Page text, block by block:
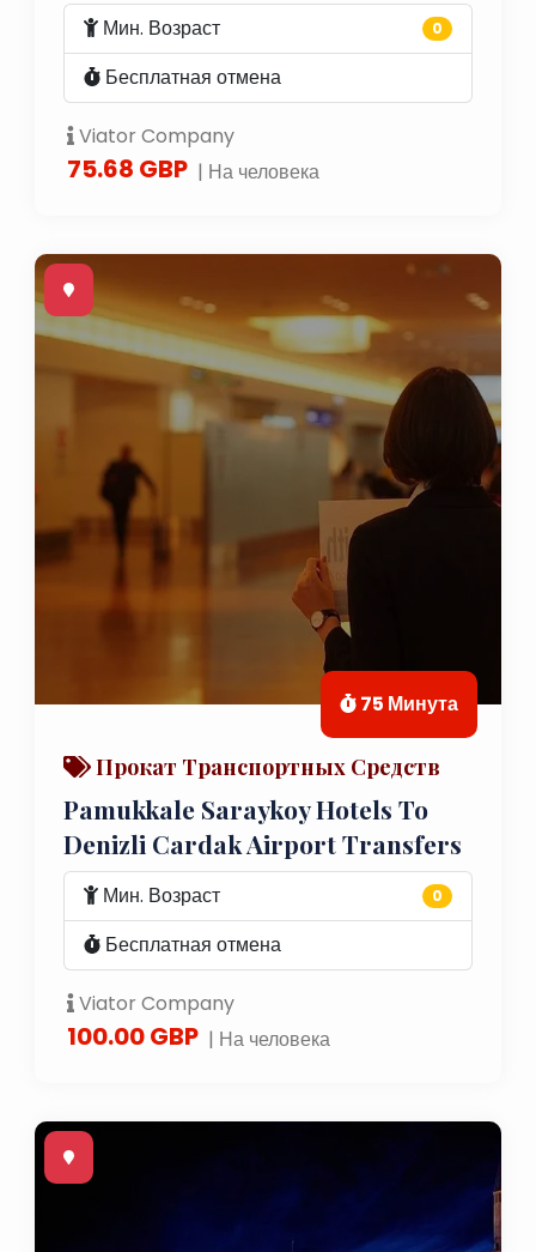
Мин. Возраст 0
Бесплатная отмена
Viator Company
75.68 GBP | На человека
75 Минута
Прокат Транспортных Средств
Pamukkale Saraykoy Hotels To
Denizli Cardak Airport Transfers
Мин. Возраст 0
Бесплатная отмена
Viator Company
100.00 GBP | На человека